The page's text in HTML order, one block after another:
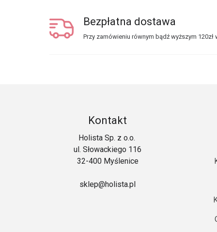
Bezpłatna dostawa
Przy zamówieniu równym bądź wyższym 120zł
Kontakt
Holista Sp. z o.o.
ul. Słowackiego 116
32-400 Myślenice
sklep@holista.pl